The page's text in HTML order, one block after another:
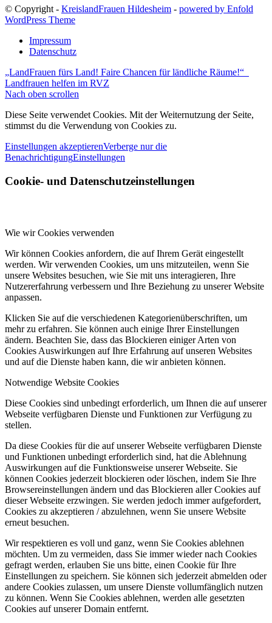
© Copyright - KreislandFrauen Hildesheim - powered by Enfold
WordPress Theme
Impressum
Datenschutz
„LandFrauen fürs Land! Faire Chancen für ländliche Räume!“
Landfrauen helfen im RVZ
Nach oben scrollen
Diese Seite verwendet Cookies. Mit der Weiternutzung der Seite,
stimmst du die Verwendung von Cookies zu.
Einstellungen akzeptierenVerberge nur die
BenachrichtigungEinstellungen
Cookie- und Datenschutzeinstellungen
Wie wir Cookies verwenden
Wir können Cookies anfordern, die auf Ihrem Gerät eingestellt
werden. Wir verwenden Cookies, um uns mitzuteilen, wenn Sie
unsere Websites besuchen, wie Sie mit uns interagieren, Ihre
Nutzererfahrung verbessern und Ihre Beziehung zu unserer Website
anpassen.
Klicken Sie auf die verschiedenen Kategorienüberschriften, um
mehr zu erfahren. Sie können auch einige Ihrer Einstellungen
ändern. Beachten Sie, dass das Blockieren einiger Arten von
Cookies Auswirkungen auf Ihre Erfahrung auf unseren Websites
und auf die Dienste haben kann, die wir anbieten können.
Notwendige Website Cookies
Diese Cookies sind unbedingt erforderlich, um Ihnen die auf unserer
Webseite verfügbaren Dienste und Funktionen zur Verfügung zu
stellen.
Da diese Cookies für die auf unserer Webseite verfügbaren Dienste
und Funktionen unbedingt erforderlich sind, hat die Ablehnung
Auswirkungen auf die Funktionsweise unserer Webseite. Sie
können Cookies jederzeit blockieren oder löschen, indem Sie Ihre
Browsereinstellungen ändern und das Blockieren aller Cookies auf
dieser Webseite erzwingen. Sie werden jedoch immer aufgefordert,
Cookies zu akzeptieren / abzulehnen, wenn Sie unsere Website
erneut besuchen.
Wir respektieren es voll und ganz, wenn Sie Cookies ablehnen
möchten. Um zu vermeiden, dass Sie immer wieder nach Cookies
gefragt werden, erlauben Sie uns bitte, einen Cookie für Ihre
Einstellungen zu speichern. Sie können sich jederzeit abmelden oder
andere Cookies zulassen, um unsere Dienste vollumfänglich nutzen
zu können. Wenn Sie Cookies ablehnen, werden alle gesetzten
Cookies auf unserer Domain entfernt.